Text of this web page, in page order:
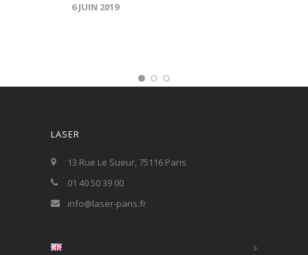
6 JUIN 2019
LASER
13 Rue Le Sueur, 75116 Paris
01 40 50 39 00
info@laser-paris.fr